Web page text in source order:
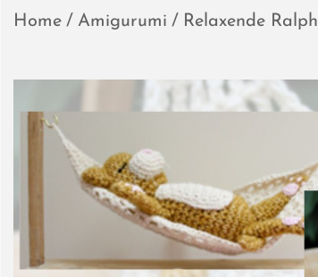
Home / Amigurumi / Relaxende Ralph